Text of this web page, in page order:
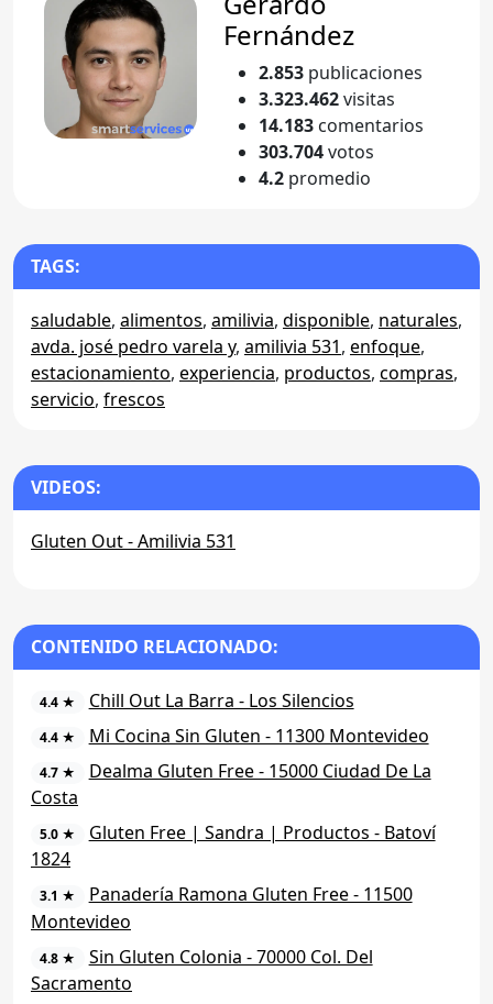
Fernández
2.853 publicaciones
3.323.462visitas
14.183 comentarios
303.704votos
4.2 promedio
TAGS:
saludable, alimentos, amilivia, disponible, naturales,
avda. josé pedro varela y, amilivia 531, enfoque,
estacionamiento, experiencia, productos, compras,
servicio, frescos
VIDEOS:
Gluten Out - Amilivia 531
CONTENIDO RELACIONADO:
4.4 ★ Chill Out La Barra - Los Silencios
4.4 ★ Mi Cocina Sin Gluten - 11300 Montevideo
4.7 ★
Dealma Gluten Free - 15000 Ciudad De La
Costa
5.0 ★
Gluten Free | Sandra | Productos - Batoví
1824
3.1 ★
Panadería Ramona Gluten Free - 11500
Montevideo
4.8 ★
Sin Gluten Colonia - 70000 Col. Del
Sacramento